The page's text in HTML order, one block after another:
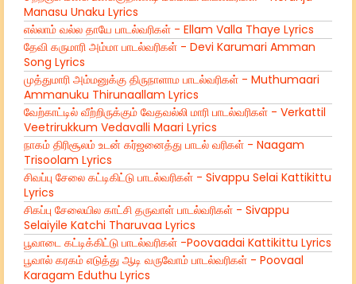
Manasu Unaku Lyrics
எல்லாம் வல்ல தாயே பாடல்வரிகள் - Ellam Valla Thaye Lyrics
தேவி கருமாரி அம்மா பாடல்வரிகள் - Devi Karumari Amman
Song Lyrics
முத்துமாரி அம்மனுக்கு திருநாளாம பாடல்வரிகள் - Muthumaari
Ammanuku Thirunaallam Lyrics
வேற்காட்டில் வீற்றிருக்கும் வேதவல்லி மாரி பாடல்வரிகள் - Verkattil
Veetrirukkum Vedavalli Maari Lyrics
நாகம் திரிசூலம் உடன் கர்ஜனைத்து பாடல் வரிகள் - Naagam
Trisoolam Lyrics
சிவப்பு சேலை கட்டிகிட்டு பாடல்வரிகள் - Sivappu Selai Kattikittu
Lyrics
சிகப்பு சேலையில காட்சி தருவாள் பாடல்வரிகள் - Sivappu
Selaiyile Katchi Tharuvaa Lyrics
பூவாடை கட்டிக்கிட்டு பாடல்வரிகள் -Poovaadai Kattikittu Lyrics
பூவால் கரகம் எடுத்து ஆடி வருவோம் பாடல்வரிகள் - Poovaal
Karagam Eduthu Lyrics